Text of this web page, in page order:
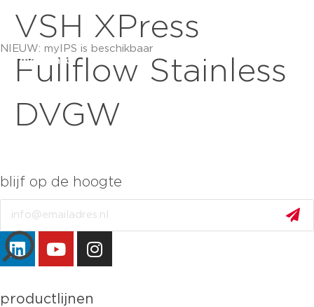
NIEUW: myIPS is beschikbaar
meer info
sluiten
VSH XPress
Fullflow Stainless
DVGW
blijf op de hoogte
productlijnen